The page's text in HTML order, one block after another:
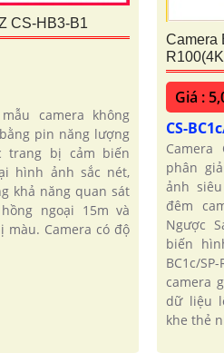
CS-HB3-B1
mẫu camera không
pin năng lượng
trang bị cảm biến
hình ảnh sắc nét,
khả năng quan sát
ngoại 15m và
màu. Camera có độ
Camera
Giá :
CS-
Camera
phân
ảnh
đêm
Ngược
biến
BC1c/
camera
dữ liệu
khe thẻ